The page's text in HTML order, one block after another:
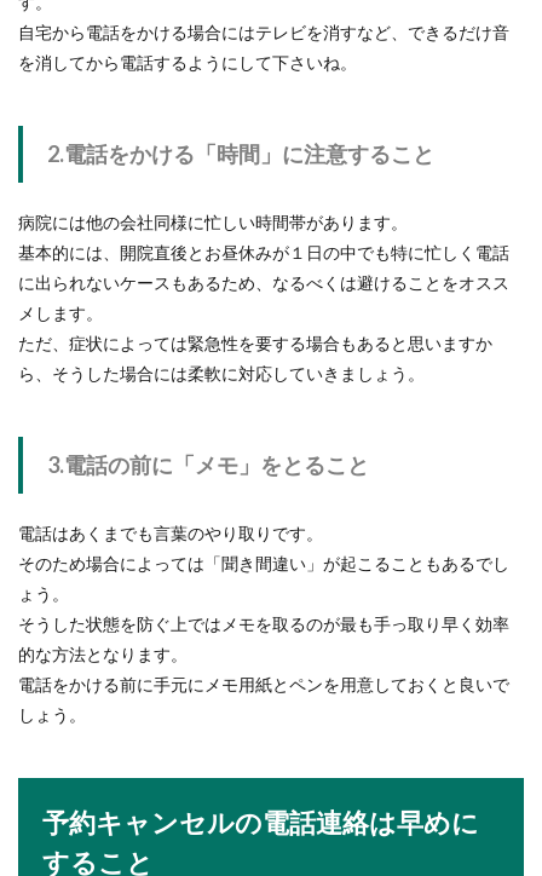
自宅から電話をかける場合にはテレビを消すなど、できるだけ音
を消してから電話するようにして下さいね。
2.電話をかける「時間」に注意すること
病院には他の会社同様に忙しい時間帯があります。
基本的には、開院直後とお昼休みが１日の中でも特に忙しく電話
に出られないケースもあるため、なるべくは避けることをオスス
メします。
ただ、症状によっては緊急性を要する場合もあると思いますか
ら、そうした場合には柔軟に対応していきましょう。
3.電話の前に「メモ」をとること
電話はあくまでも言葉のやり取りです。
そのため場合によっては「聞き間違い」が起こることもあるでし
ょう。
そうした状態を防ぐ上ではメモを取るのが最も手っ取り早く効率
的な方法となります。
電話をかける前に手元にメモ用紙とペンを用意しておくと良いで
しょう。
予約キャンセルの電話連絡は早めに
すること